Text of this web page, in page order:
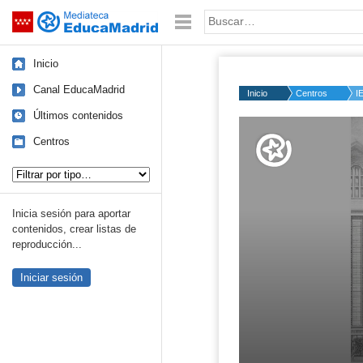
Saltar navegación Palabra o frase:
Inicio
Canal EducaMadrid
Últimos contenidos
Centros
Inicia sesión para aportar
contenidos, crear listas de
reproducción...
Iniciar sesión
Inicio Centros
50%